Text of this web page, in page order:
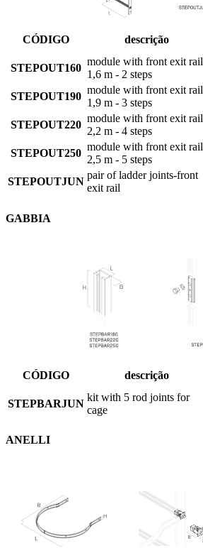
CÓDIGO descrição
STEPOUT160
module with front exit rail
1,6 m - 2 steps
STEPOUT190
module with front exit rail
1,9 m - 3 steps
STEPOUT220
module with front exit rail
2,2 m - 4 steps
STEPOUT250
module with front exit rail
2,5 m - 5 steps
STEPOUTJUN
pair of ladder joints-front
exit rail
GABBIA
CÓDIGO descrição
STEPBARJUN
kit with 5 rod joints for
cage
ANELLI